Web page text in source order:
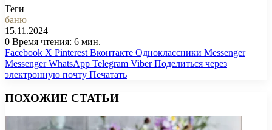
Теги
баню
15.11.2024
0 Время чтения: 6 мин.
Facebook X Pinterest Вконтакте Одноклассники Messenger
Messenger WhatsApp Telegram Viber Поделиться через
электронную почту Печатать
ПОХОЖИЕ СТАТЬИ